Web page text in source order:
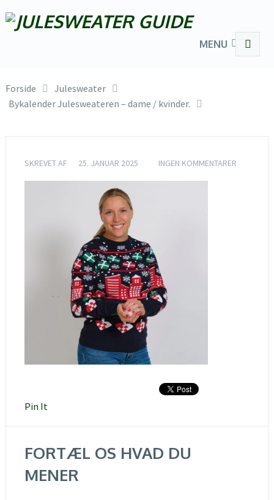
MENU
Forside
Julesweater
Bykalender Julesweateren – dame / kvinder.
SKREVET AF 25. JANUAR 2025 INGEN KOMMENTARER
Pin It
FORTÆL OS HVAD DU
MENER